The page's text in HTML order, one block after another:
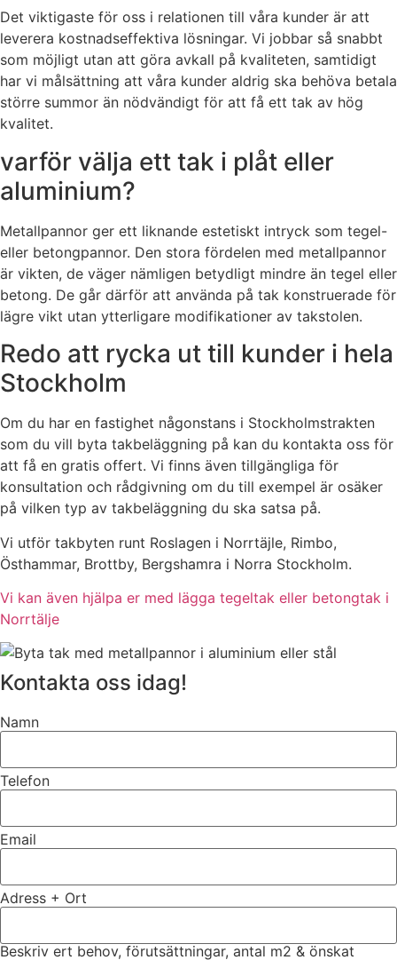
Det viktigaste för oss i relationen till våra kunder är att
leverera kostnadseffektiva lösningar. Vi jobbar så snabbt
som möjligt utan att göra avkall på kvaliteten, samtidigt
har vi målsättning att våra kunder aldrig ska behöva betala
större summor än nödvändigt för att få ett tak av hög
kvalitet.
varför välja ett tak i plåt eller
aluminium?
Metallpannor ger ett liknande estetiskt intryck som tegel-
eller betongpannor. Den stora fördelen med metallpannor
är vikten, de väger nämligen betydligt mindre än tegel eller
betong. De går därför att använda på tak konstruerade för
lägre vikt utan ytterligare modifikationer av takstolen.
Redo att rycka ut till kunder i hela
Stockholm
Om du har en fastighet någonstans i Stockholmstrakten
som du vill byta takbeläggning på kan du kontakta oss för
att få en gratis offert. Vi finns även tillgängliga för
konsultation och rådgivning om du till exempel är osäker
på vilken typ av takbeläggning du ska satsa på.
Vi utför takbyten runt Roslagen i Norrtäjle, Rimbo,
Östhammar, Brottby, Bergshamra i Norra Stockholm.
Vi kan även hjälpa er med lägga tegeltak eller betongtak i
Norrtälje
Kontakta oss idag!
Namn
Telefon
Email
Adress + Ort
Beskriv ert behov, förutsättningar, antal m2 & önskat